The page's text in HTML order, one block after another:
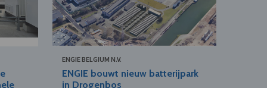
ENGIE BELGIUM N.V.
ENGIE bouwt nieuw batterijpark
in Drogenbos